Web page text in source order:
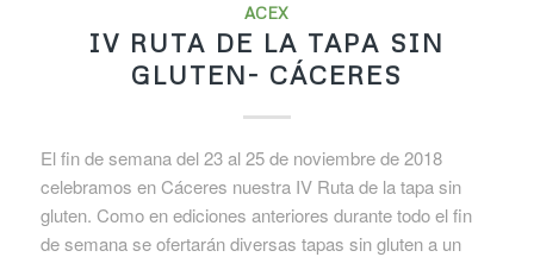
ACEX
IV RUTA DE LA TAPA SIN
GLUTEN- CÁCERES
El fin de semana del 23 al 25 de noviembre de 2018
celebramos en Cáceres nuestra IV Ruta de la tapa sin
gluten. Como en ediciones anteriores durante todo el fin
de semana se ofertarán diversas tapas sin gluten a un